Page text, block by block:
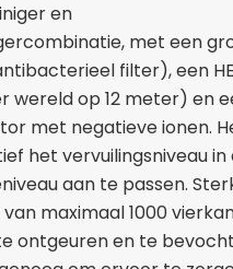
en
met een
filter), een
wereld op 12 meter) en
met negatieve ionen.
het vervuilingsniveau in
aan te passen.
maximaal 1000
ontgeuren en te